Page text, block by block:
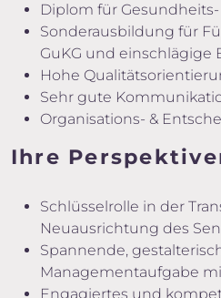
Diplom für
Sonderausbildung für
GuKG und einschlägige
Hohe
Sehr gute
Organisations- &
Ihre
Schlüsselrolle in der
Neuausrichtung des
Spannende,
Managementaufgabe
Engagiertes und